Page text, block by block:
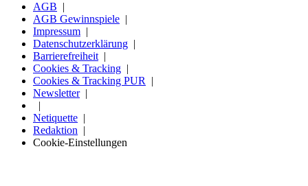
AGB
AGB Gewinnspiele
Impressum
Datenschutzerklärung
Barrierefreiheit
Cookies & Tracking
Cookies & Tracking PUR
Newsletter
Netiquette
Redaktion
Cookie-Einstellungen